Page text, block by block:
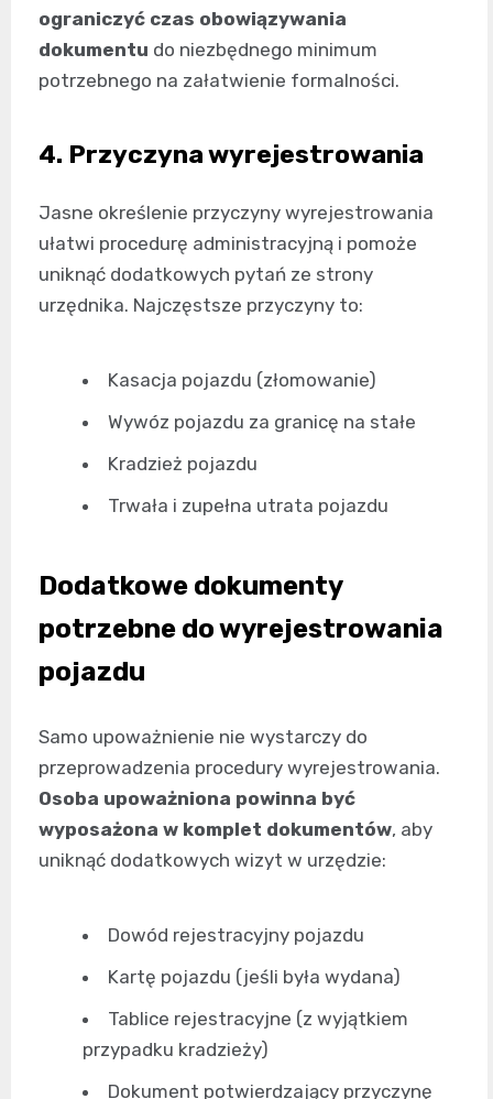
ograniczyć czas obowiązywania
dokumentu do niezbędnego minimum
potrzebnego na załatwienie formalności.
4. Przyczyna wyrejestrowania
Jasne określenie przyczyny wyrejestrowania
ułatwi procedurę administracyjną i pomoże
uniknąć dodatkowych pytań ze strony
urzędnika. Najczęstsze przyczyny to:
Kasacja pojazdu (złomowanie)
Wywóz pojazdu za granicę na stałe
Kradzież pojazdu
Trwała i zupełna utrata pojazdu
Dodatkowe dokumenty
potrzebne do wyrejestrowania
pojazdu
Samo upoważnienie nie wystarczy do
przeprowadzenia procedury wyrejestrowania.
Osoba upoważniona powinna być
wyposażona w komplet dokumentów, aby
uniknąć dodatkowych wizyt w urzędzie:
Dowód rejestracyjny pojazdu
Kartę pojazdu (jeśli była wydana)
Tablice rejestracyjne (z wyjątkiem
przypadku kradzieży)
Dokument potwierdzający przyczynę